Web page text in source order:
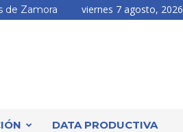
de Zamora viernes 7 agosto, 2026
DATA PRODUCTIVA